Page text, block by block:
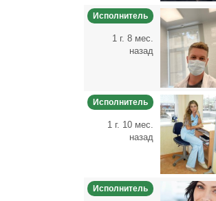
Исполнитель
1 г. 8 мес.
назад
Исполнитель
1 г. 10 мес.
назад
Исполнитель